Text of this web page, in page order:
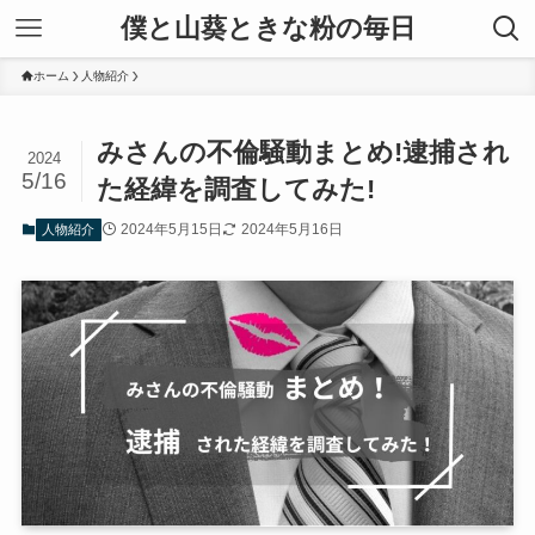
僕と山葵ときな粉の毎日
ホーム 人物紹介
みさんの不倫騒動まとめ!逮捕され
た経緯を調査してみた!
2024
5/16
人物紹介 2024年5月15日 2024年5月16日